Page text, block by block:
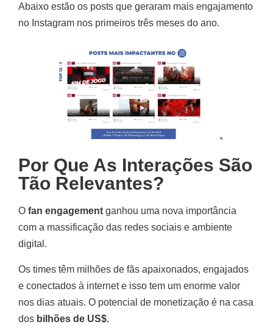
Abaixo estão os posts que geraram mais engajamento
no Instagram nos primeiros três meses do ano.
Por Que As Interações São
Tão Relevantes?
O fan engagement ganhou uma nova importância
com a massificação das redes sociais e ambiente
digital.
Os times têm milhões de fãs apaixonados, engajados
e conectados à internet e isso tem um enorme valor
nos dias atuais. O potencial de monetização é na casa
dos bilhões de US$.